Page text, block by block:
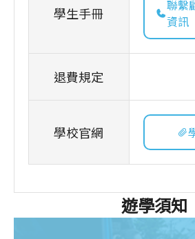
學生手冊
聯繫
資訊
退費規定
學校官網
遊學須知